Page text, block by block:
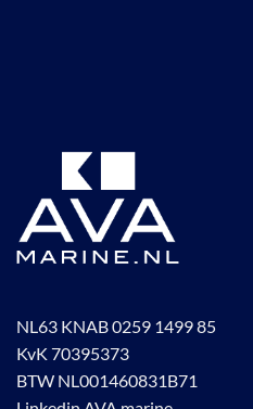
NL63 KNAB 0259 1499 85
KvK 70395373
BTW NL001460831B71